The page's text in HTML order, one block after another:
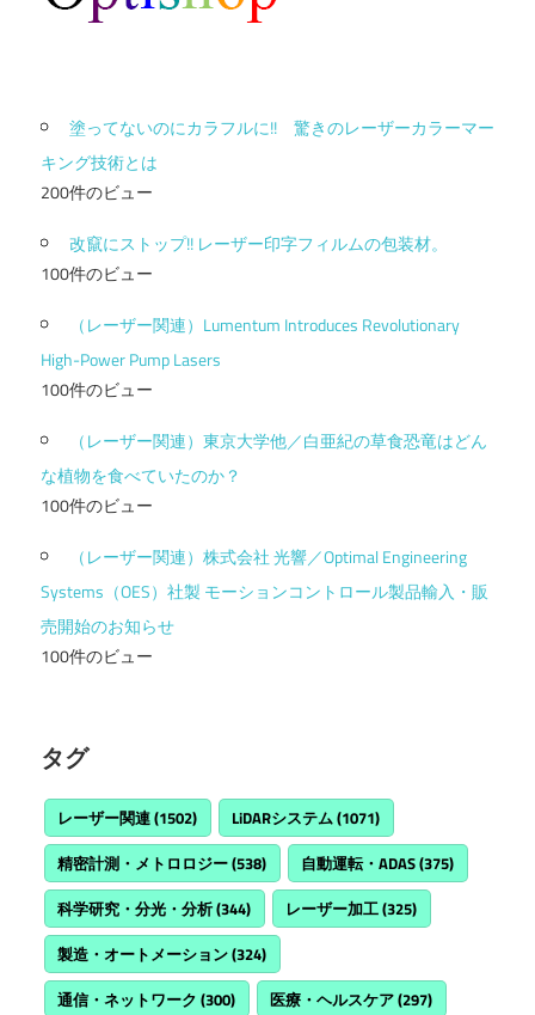
塗ってないのにカラフルに!! 驚きのレーザーカラーマー
キング技術とは
200件のビュー
改竄にストップ!! レーザー印字フィルムの包装材。
100件のビュー
（レーザー関連）Lumentum Introduces Revolutionary
High-Power Pump Lasers
100件のビュー
（レーザー関連）東京大学他／白亜紀の草食恐竜はどん
な植物を食べていたのか？
100件のビュー
（レーザー関連）株式会社 光響／Optimal Engineering
Systems（OES）社製 モーションコントロール製品輸入・販
売開始のお知らせ
100件のビュー
タグ
レーザー関連(1502) LiDARシステム(1071)
精密計測・メトロロジー(538) 自動運転・ADAS(375)
科学研究・分光・分析(344) レーザー加工(325)
製造・オートメーション(324)
通信・ネットワーク (300) 医療・ヘルスケア(297)